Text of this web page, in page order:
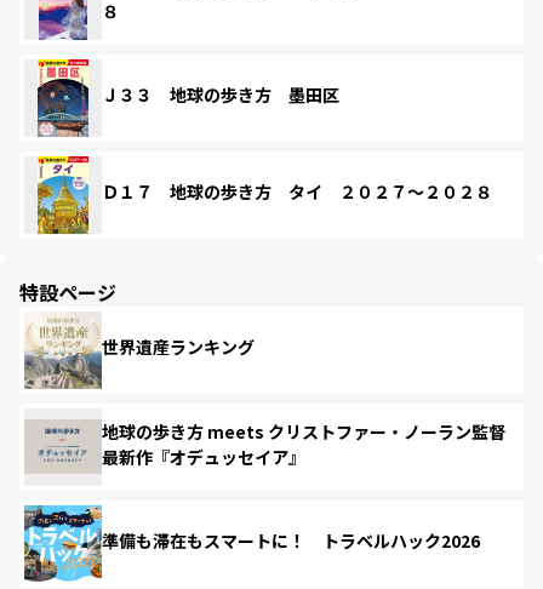
８
Ｊ３３ 地球の歩き方 墨田区
Ｄ１７ 地球の歩き方 タイ ２０２７～２０２８
特設ページ
世界遺産ランキング
地球の歩き方 meets クリストファー・ノーラン監督
最新作『オデュッセイア』
準備も滞在もスマートに！ トラベルハック2026